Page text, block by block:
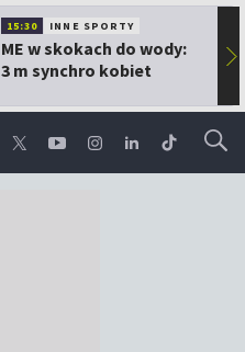
15:30 INNE SPORTY
ME w skokach do wody:
3 m synchro kobiet
▶